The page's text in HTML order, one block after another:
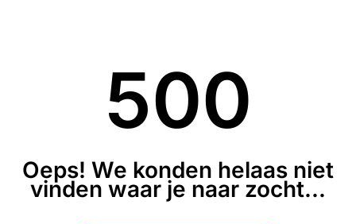
500
Oeps! We konden helaas niet
vinden waar je naar zocht...